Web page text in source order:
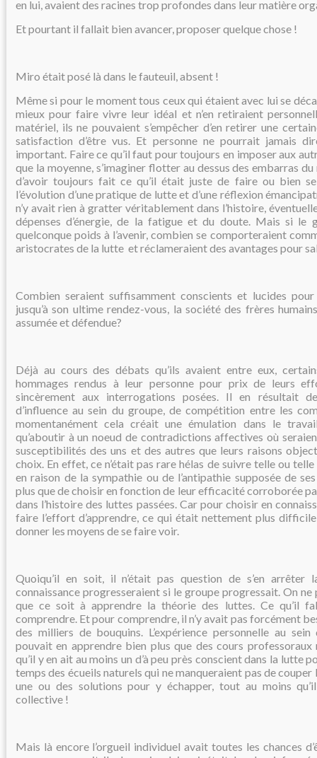
en lui, avaient des racines trop profondes dans leur matière
Et pourtant il fallait bien avancer, proposer quelque chose !
Miro était posé là dans le fauteuil, absent !
Même si pour le moment tous ceux qui étaient avec lui se
mieux pour faire vivre leur idéal et n’en retiraient
matériel, ils ne pouvaient s’empêcher d’en retirer une
satisfaction d’être vus. Et personne ne pourrait jamais
important. Faire ce qu’il faut pour toujours en imposer aux
que la moyenne, s’imaginer flotter au dessus des embarras
d’avoir toujours fait ce qu’il était juste de faire ou bien
l’évolution d’une pratique de lutte et d’une réflexion
n’y avait rien à gratter véritablement dans l’histoire,
dépenses d’énergie, de la fatigue et du doute. Mais si le
quelconque poids à l’avenir, combien se comporteraient
aristocrates de la lutte et réclameraient des avantages pour
Combien seraient suffisamment conscients et lucides
jusqu’à son ultime rendez-vous, la société des frères
assumée et défendue?
Déjà au cours des débats qu’ils avaient entre eux,
hommages rendus à leur personne pour prix de leurs
sincèrement aux interrogations posées. Il en résultait
d’influence au sein du groupe, de compétition entre les
momentanément cela créait une émulation dans le
qu’aboutir à un noeud de contradictions affectives où
susceptibilités des uns et des autres que leurs raisons
choix. En effet, ce n’était pas rare hélas de suivre telle ou
en raison de la sympathie ou de l’antipathie supposée de
plus que de choisir en fonction de leur efficacité corroborée
dans l’histoire des luttes passées. Car pour choisir en
faire l’effort d’apprendre, ce qui était nettement plus
donner les moyens de se faire voir.
Quoiqu’il en soit, il n’était pas question de s’en arrêter
connaissance progresseraient si le groupe progressait. On
que ce soit à apprendre la théorie des luttes. Ce qu’il
comprendre. Et pour comprendre, il n’y avait pas forcément
des milliers de bouquins. L’expérience personnelle au
pouvait en apprendre bien plus que des cours
qu’il y en ait au moins un d’à peu près conscient dans la lutte
temps des écueils naturels qui ne manqueraient pas de couper
une ou des solutions pour y échapper, tout au moins
collective !
Mais là encore l’orgueil individuel avait toutes les chances